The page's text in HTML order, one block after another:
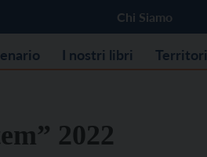
Chi Siamo
I nostri libri Territori
2022